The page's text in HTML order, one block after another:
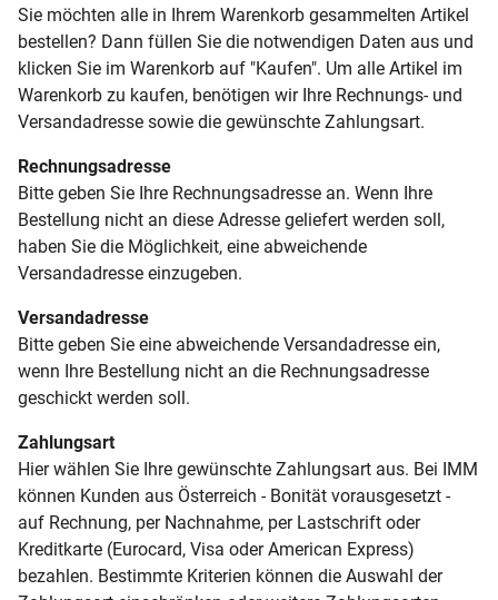
Sie möchten alle in Ihrem Warenkorb gesammelten Artikel
bestellen? Dann füllen Sie die notwendigen Daten aus und
klicken Sie im Warenkorb auf "Kaufen". Um alle Artikel im
Warenkorb zu kaufen, benötigen wir Ihre Rechnungs- und
Versandadresse sowie die gewünschte Zahlungsart.
Rechnungsadresse
Bitte geben Sie Ihre Rechnungsadresse an. Wenn Ihre
Bestellung nicht an diese Adresse geliefert werden soll,
haben Sie die Möglichkeit, eine abweichende
Versandadresse einzugeben.
Versandadresse
Bitte geben Sie eine abweichende Versandadresse ein,
wenn Ihre Bestellung nicht an die Rechnungsadresse
geschickt werden soll.
Zahlungsart
Hier wählen Sie Ihre gewünschte Zahlungsart aus. Bei IMM
können Kunden aus Österreich - Bonität vorausgesetzt -
auf Rechnung, per Nachnahme, per Lastschrift oder
Kreditkarte (Eurocard, Visa oder American Express)
bezahlen. Bestimmte Kriterien können die Auswahl der